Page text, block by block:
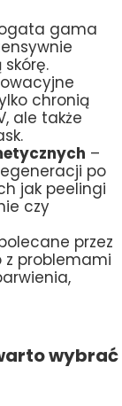
gama
chronią
ale także
–
po
jak peelingi
czy
przez
problemami
wybrać